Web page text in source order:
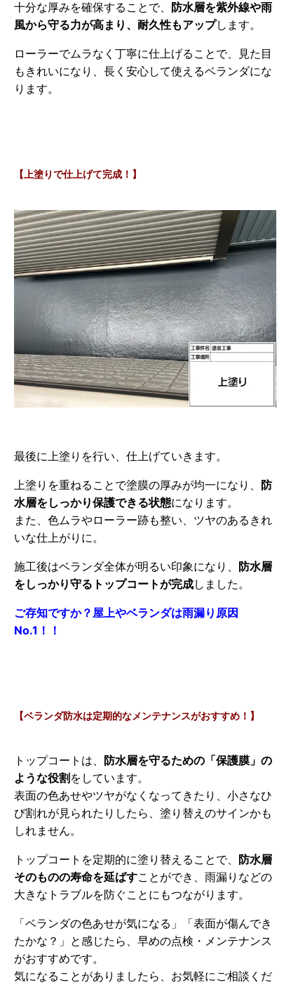
十分な厚みを確保することで、 防水層を紫外線や雨
風から守る力が高まり、耐久性もアップします。
ローラーでムラなく丁寧に仕上げることで、見た目
もきれいになり、長く安心して使えるベランダにな
ります。
【上塗りで仕上げて完成！】
最後に上塗りを行い、仕上げていきます。
上塗りを重ねることで塗膜の厚みが均一になり、 防
水層をしっかり保護できる状態になります。
また、色ムラやローラー跡も整い、ツヤのあるきれ
いな仕上がりに。
施工後はベランダ全体が明るい印象になり、 防水層
をしっかり守るトップコートが完成しました。
ご存知ですか？屋上やベランダは雨漏り原因
No.1！！
【ベランダ防水は定期的なメンテナンスがおすすめ！】
トップコートは、 防水層を守るための「保護膜」の
ような役割をしています。
表面の色あせやツヤがなくなってきたり、小さなひ
び割れが見られたりしたら、塗り替えのサインかも
しれません。
トップコートを定期的に塗り替えることで、 防水層
そのものの寿命を延ばすことができ、雨漏りなどの
大きなトラブルを防ぐことにもつながります。
「ベランダの色あせが気になる」「表面が傷んでき
たかな？」と感じたら、早めの点検・メンテナンス
がおすすめです。
気になることがありましたら、お気軽にご相談くだ